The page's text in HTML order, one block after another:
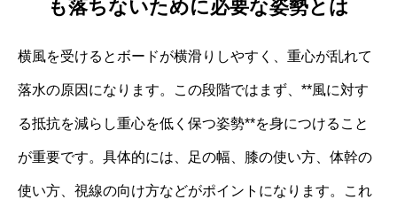
も落ちないために必要な姿勢とは
横風を受けるとボードが横滑りしやすく、重心が乱れて
落水の原因になります。この段階ではまず、**風に対す
る抵抗を減らし重心を低く保つ姿勢**を身につけること
が重要です。具体的には、足の幅、膝の使い方、体幹の
使い方、視線の向け方などがポイントになります。これ